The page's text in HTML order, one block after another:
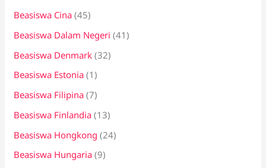
Beasiswa Cina (45)
Beasiswa Dalam Negeri (41)
Beasiswa Denmark (32)
Beasiswa Estonia (1)
Beasiswa Filipina (7)
Beasiswa Finlandia (13)
Beasiswa Hongkong (24)
Beasiswa Hungaria (9)